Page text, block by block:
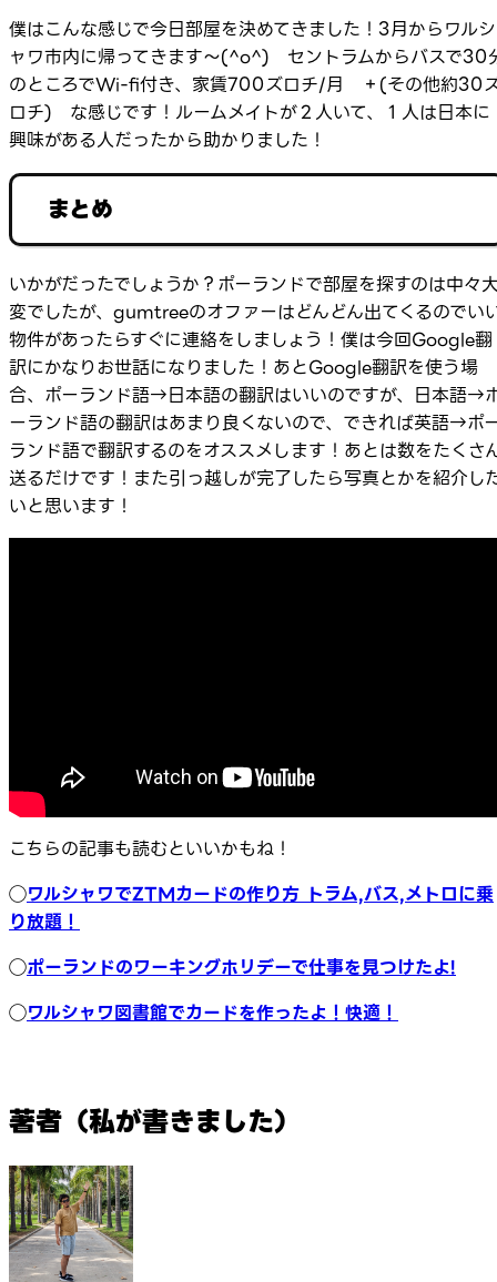
僕はこんな感じで今日部屋を決めてきました！3月からワルシ
ャワ市内に帰ってきます～(^o^) セントラムからバスで30
のところでWi-fi付き、家賃700ズロチ/月 ＋(その他約30
ロチ) な感じです！ルームメイトが２人いて、１人は日本に
興味がある人だったから助かりました！
まとめ
いかがだったでしょうか？ポーランドで部屋を探すのは中々
変でしたが、gumtreeのオファーはどんどん出てくるのでい
物件があったらすぐに連絡をしましょう！僕は今回Google翻
訳にかなりお世話になりました！あとGoogle翻訳を使う場
合、ポーランド語→日本語の翻訳はいいのですが、日本語→
ーランド語の翻訳はあまり良くないので、できれば英語→ポ
ランド語で翻訳するのをオススメします！あとは数をたくさ
送るだけです！また引っ越しが完了したら写真とかを紹介し
いと思います！
こちらの記事も読むといいかもね！
◯ワルシャワでZTMカードの作り方 トラム,バス,メトロに乗
り放題！
◯ポーランドのワーキングホリデーで仕事を見つけたよ!
◯ワルシャワ図書館でカードを作ったよ！快適！
著者（私が書きました）